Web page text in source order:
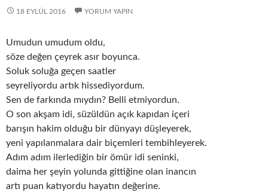
18 EYLÜL 2016 YORUM YAPIN
Umudun umudum oldu,
söze değen çeyrek asır boyunca.
Soluk soluğa geçen saatler
seyreliyordu artık hissediyordum.
Sen de farkında mıydın? Belli etmiyordun.
O son akşam idi, süzüldün açık kapıdan içeri
barışın hakim olduğu bir dünyayı düşleyerek,
yeni yapılanmalara dair biçemleri tembihleyerek.
Adım adım ilerlediğin bir ömür idi seninki,
daima her şeyin yolunda gittiğine olan inancın
artı puan katıyordu hayatın değerine.